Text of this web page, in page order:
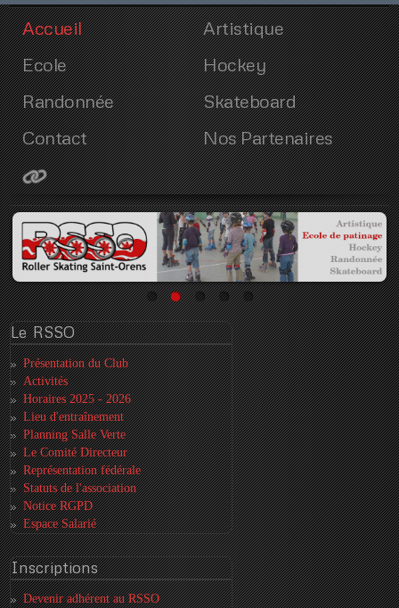
Accueil
Artistique
Ecole
Hockey
Randonnée
Skateboard
Contact
Nos Partenaires
LeRSSO
Présentation du Club
Activités
Horaires 2025 - 2026
Lieu d'entraînement
Planning Salle Verte
Le Comité Directeur
Représentation fédérale
Statuts de l'association
Notice RGPD
Espace Salarié
Inscriptions
Devenir adhérent au RSSO